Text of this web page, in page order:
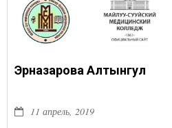
Эрназарова Алтынгул
11 апрель, 2019